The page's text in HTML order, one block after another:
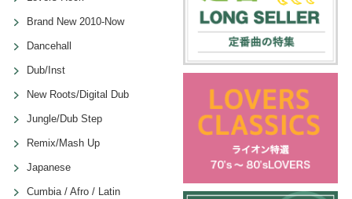
Brand New 2010-Now
Dancehall
Dub/Inst
New Roots/Digital Dub
Jungle/Dub Step
Remix/Mash Up
Japanese
Cumbia / Afro / Latin